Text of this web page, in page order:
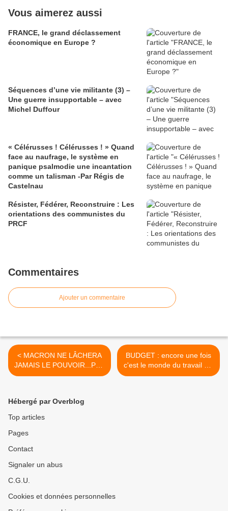
Vous aimerez aussi
FRANCE, le grand déclassement
économique en Europe ?
Séquences d’une vie militante (3) –
Une guerre insupportable – avec
Michel Duffour
« Célérusses ! Célérusses ! » Quand
face au naufrage, le système en
panique psalmodie une incantation
comme un talisman -Par Régis de
Castelnau
Résister, Fédérer, Reconstruire : Les
orientations des communistes du
PRCF
Commentaires
Ajouter un commentaire
< MACRON NE LÂCHERA
JAMAIS LE POUVOIR...PAR
LUI-MÊME – Un entretien
BUDGET : encore une fois
c'est le monde du travail qui
passe à la caisse ! >
Hébergé par Overblog
Top articles
Pages
Contact
Signaler un abus
C.G.U.
Cookies et données personnelles